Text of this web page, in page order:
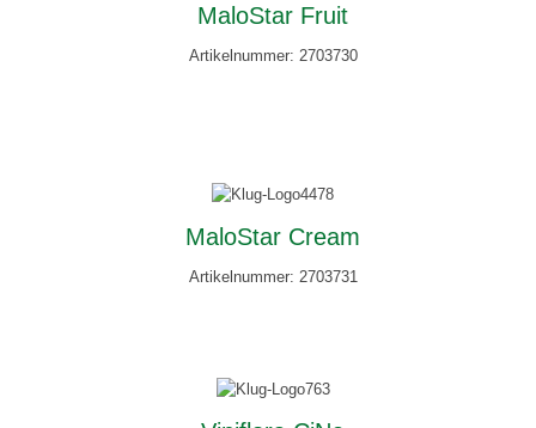
MaloStar Fruit
Artikelnummer: 2703730
MaloStar Cream
Artikelnummer: 2703731